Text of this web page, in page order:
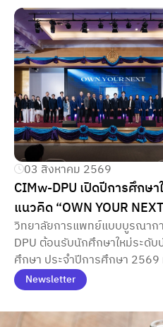
03 สิงหาคม 2569
CIMw-DPU เปิดปีการศึกษ
แนวคิด “OWN YOUR
นักศึกษาบัณฑิตศึกษาออกแ
ทาง สร้างความสำเร็จด้วยก
ศักยภาพตนเอง
วิทยาลัยการแพทย์แบบบูรณาก
DPU ต้อนรับนักศึกษาใหม่ระดั
ศึกษา ประจำปีการศึกษา
อาวุธทางปัญญาและต่อยอดเครื
ธุรกิจสู่ความสำเร็จระดับมืออาชีพ
Newsletter